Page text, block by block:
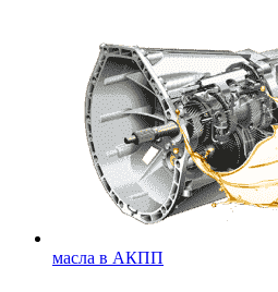
масла в АКПП